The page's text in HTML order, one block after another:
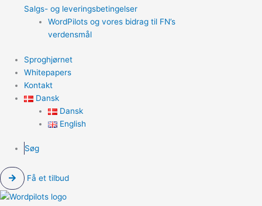
Salgs- og leveringsbetingelser
WordPilots og vores bidrag til FN’s
verdensmål
Sproghjørnet
Whitepapers
Kontakt
Dansk
Dansk
English
Søg
Få et tilbud